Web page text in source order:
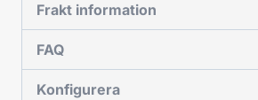
Frakt information
FAQ
Konfigurera